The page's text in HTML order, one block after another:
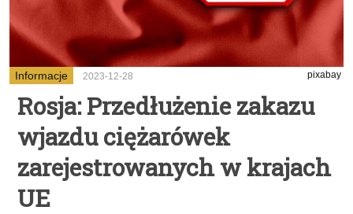
Informacje 2023-12-28 pixabay
Rosja: Przedłużenie zakazu
wjazdu ciężarówek
zarejestrowanych w krajach
UE